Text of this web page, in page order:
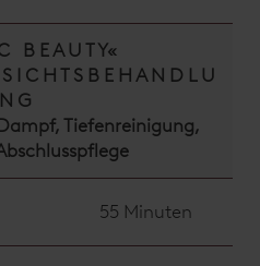
B E A U T Y«
I C H T S B E H A N D L U
N G
Tiefenreinigung,
55 Minuten